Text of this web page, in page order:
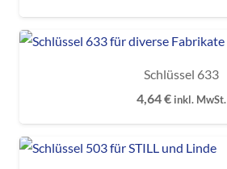
Schlüssel 633
4,64€ inkl. MwSt.